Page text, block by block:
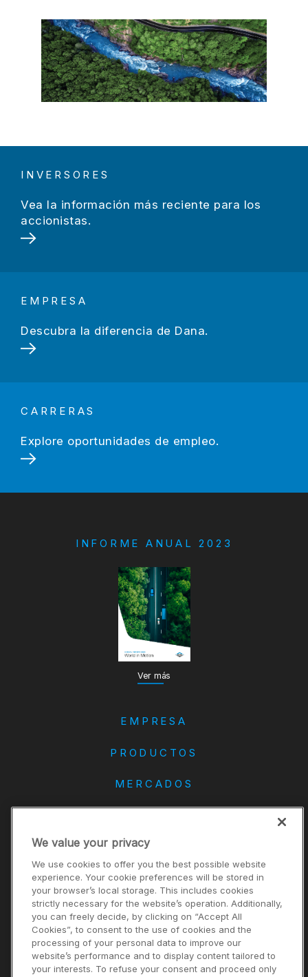
INVERSORES
Vea la información más reciente para los
accionistas.
EMPRESA
Descubra la diferencia de Dana.
CARRERAS
Explore oportunidades de empleo.
INFORME ANUAL 2023
Ver más
EMPRESA
PRODUCTOS
MERCADOS
CONTACTO
Carreras
Inversores
Noticias
Proveedores
We value your privacy
We use cookies to offer you the best possible website
experience. Your cookie preferences will be stored in
your browser’s local storage. This includes cookies
strictly necessary for the website’s operation. Additionally,
you can freely decide, by clicking on “Accept All
Cookies”, to consent to the use of cookies and the
processing of your personal data to improve our
website’s performance and to display content tailored to
your interests. To refuse your consent and proceed only